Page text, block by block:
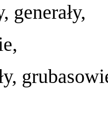
generały,